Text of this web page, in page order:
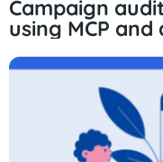
Campaign
using MCP